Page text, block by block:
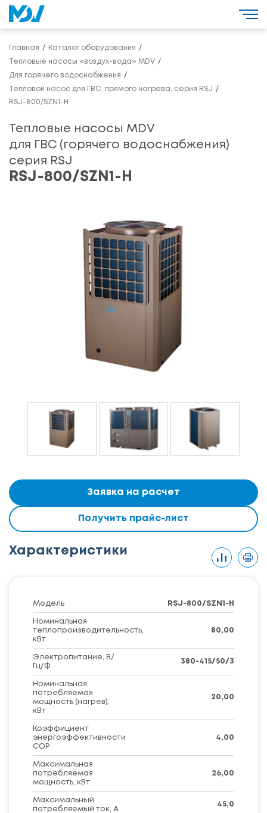
Главная Каталог оборудования
Тепловые насосы «воздух-вода» MDV
Для горячего водоснабжения
Тепловой насос для ГВС, прямого нагрева, серия RSJ
RSJ-800/SZN1-H
Тепловые насосы MDV
для ГВС (горячего водоснабжения)
серия RSJ
RSJ-800/SZN1-H
Заявка на расчет
Получить прайс-лист
Характеристики
Модель RSJ-800/SZN1-H
Номинальная
теплопроизводительность,
кВт
80,00
Электропитание, В/
Гц/Ф
380-415/50/3
Номинальная
потребляемая
мощность (нагрев),
кВт
20,00
Коэффициент
энергоэффективности
COP
4,00
Максимальная
потребляемая
мощность, кВт
26,00
Максимальный
потребляемый ток, А
45,0